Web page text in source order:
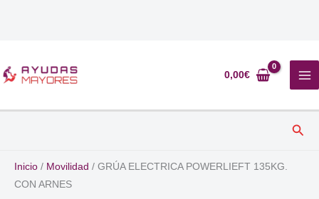
al
contenido
0,00€
Inicio / Movilidad / GRÚA ELECTRICA POWERLIEFT 135KG.
CON ARNES